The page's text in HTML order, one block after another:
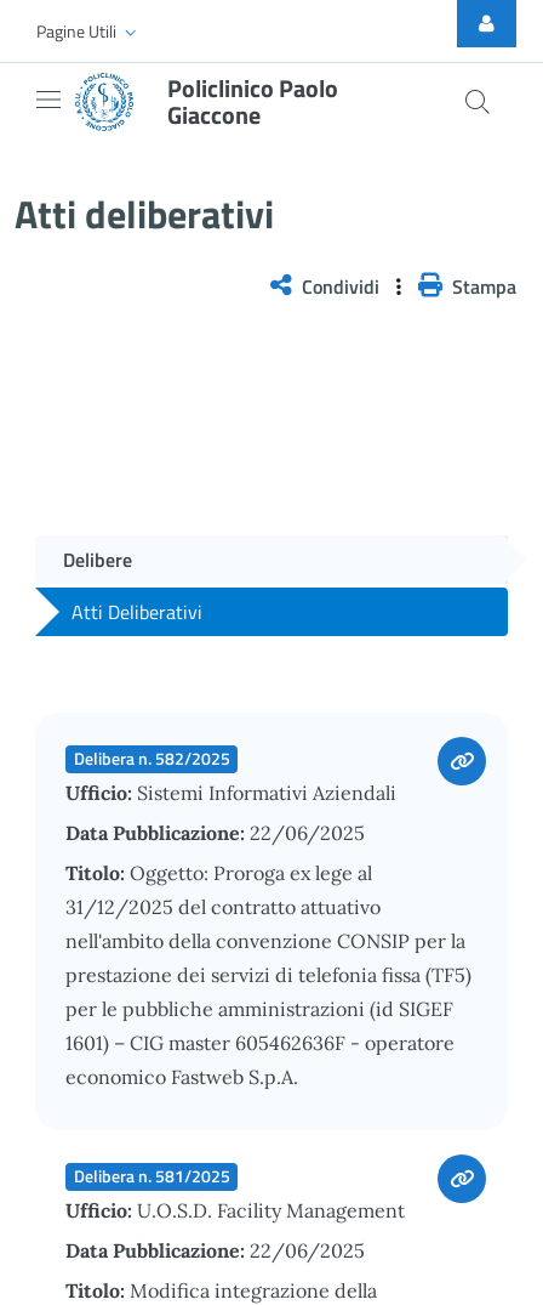
Skip to Main Content
Pagine Utili
Policlinico Paolo
Giaccone
Atti deliberativi
Condividi Stampa
Delibere
Atti Deliberativi
Delibera n. 582/2025
Ufficio: Sistemi Informativi Aziendali
Data Pubblicazione: 22/06/2025
Titolo: Oggetto: Proroga ex lege al
31/12/2025 del contratto attuativo
nell'ambito della convenzione CONSIP per la
prestazione dei servizi di telefonia fissa (TF5)
per le pubbliche amministrazioni (id SIGEF
1601) – CIG master 605462636F - operatore
economico Fastweb S.p.A.
Delibera n. 581/2025
Ufficio: U.O.S.D. Facility Management
Data Pubblicazione: 22/06/2025
Titolo: Modifica integrazione della